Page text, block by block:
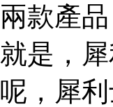
兩款產
就是，
呢，犀